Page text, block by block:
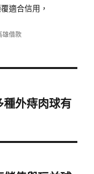
適合信用，
雄借款
種外痔肉球有